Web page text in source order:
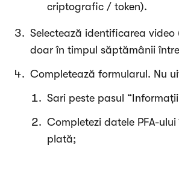
criptografic / token).
Selectează identificarea video
doar în timpul săptămânii
Completează formularul. Nu
Sari peste pasul
Completezi datele PFA-
plată;